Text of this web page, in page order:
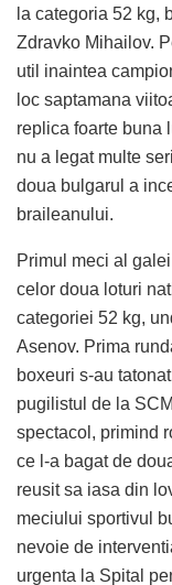
la categoria 52 kg,
Zdravko Mihailov.
util inaintea
loc saptamana
replica foarte buna
nu a legat multe
doua bulgarul a
braileanului.
Primul meci al
celor doua loturi
categoriei 52 kg,
Asenov. Prima
boxeuri s-au
pugilistul de la
spectacol, primind
ce l-a bagat de
reusit sa iasa din
meciului sportivul
nevoie de
urgenta la Spital